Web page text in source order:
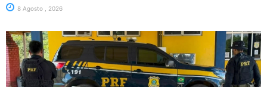
8 Agosto , 2026